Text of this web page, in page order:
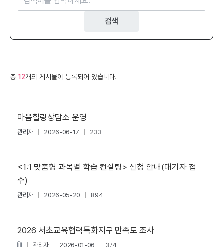
검색
총 12개의 게시물이 등록되어 있습니다.
마음힐링상담소 운영
관리자 2026-06-17 233
<1:1 맞춤형 과목별 학습 컨설팅> 신청 안내(대기자 접
수)
관리자 2026-05-20 894
2026 서초교육협력특화지구 만족도 조사
관리자 2026-01-06 374